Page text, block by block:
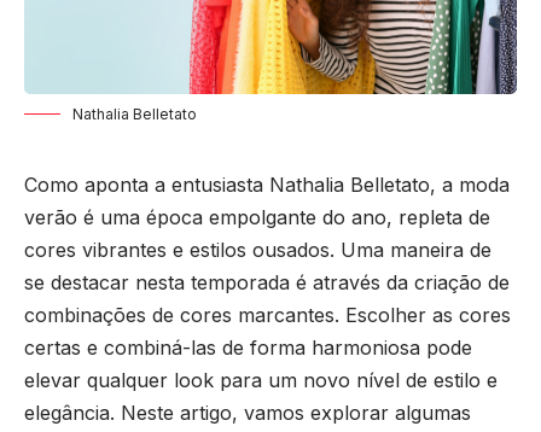
Nathalia Belletato
Como aponta a entusiasta Nathalia Belletato, a moda
verão é uma época empolgante do ano, repleta de
cores vibrantes e estilos ousados. Uma maneira de
se destacar nesta temporada é através da criação de
combinações de cores marcantes. Escolher as cores
certas e combiná-las de forma harmoniosa pode
elevar qualquer look para um novo nível de estilo e
elegância. Neste artigo, vamos explorar algumas